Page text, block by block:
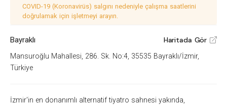
COVID-19 (Koronavirüs) salgını nedeniyle çalışma saatlerini
doğrulamak için işletmeyi arayın.
Bayraklı Haritada Gör V
Mansuroğlu Mahallesi, 286. Sk. No:4, 35535 Bayraklı/İzmir,
Türkiye
İzmir'in en donanımlı alternatif tiyatro sahnesi yakında,